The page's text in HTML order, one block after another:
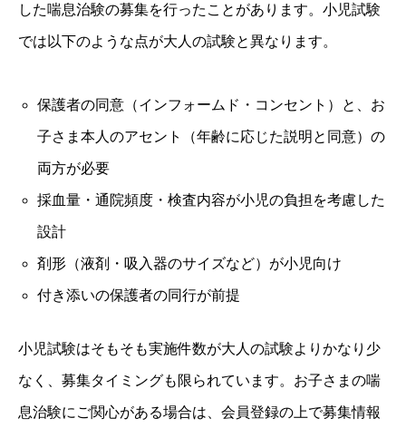
した喘息治験の募集を行ったことがあります。小児試験
では以下のような点が大人の試験と異なります。
保護者の同意（インフォームド・コンセント）と、お
子さま本人のアセント（年齢に応じた説明と同意）の
両方が必要
採血量・通院頻度・検査内容が小児の負担を考慮した
設計
剤形（液剤・吸入器のサイズなど）が小児向け
付き添いの保護者の同行が前提
小児試験はそもそも実施件数が大人の試験よりかなり少
なく、募集タイミングも限られています。お子さまの喘
息治験にご関心がある場合は、会員登録の上で募集情報